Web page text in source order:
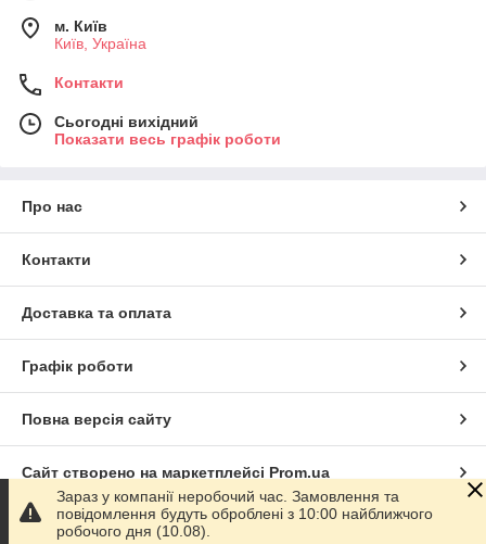
м. Київ
Київ, Україна
Контакти
Сьогодні вихідний
Показати весь графік роботи
Про нас
Контакти
Доставка та оплата
Графік роботи
Повна версія сайту
Сайт створено на маркетплейсі Prom.ua
Політика конфіденційності
Зараз у компанії неробочий час. Замовлення та
повідомлення будуть оброблені з 10:00 найближчого
робочого дня (10.08).